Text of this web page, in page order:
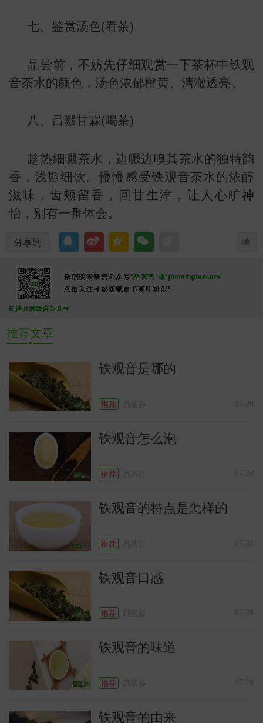
七、鉴赏汤色(看茶)
品尝前，不妨先仔细观赏一下茶杯中铁观
音茶水的颜色，汤色浓郁橙黄、清澈透亮。
八、吕啜甘霖(喝茶)
趁热细啜茶水，边啜边嗅其茶水的独特韵
香，浅斟细饮。慢慢感受铁观音茶水的浓醇
滋味，齿颊留香，回甘生津，让人心旷神
怡，别有一番体会。
分享到
推荐文章
铁观音是哪的
推荐
铁观音怎么泡
推荐
铁观音的特点是怎样的
推荐
铁观音口感
推荐
铁观音的味道
推荐
铁观音的由来